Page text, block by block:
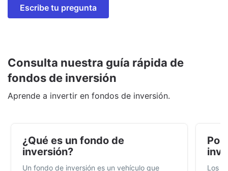
Escribe tu pregunta
Consulta nuestra guía rápida de
fondos de inversión
Aprende a invertir en fondos de inversión.
¿Qué es un fondo de
inversión?
Un fondo de inversión es un vehículo que
Por
Los